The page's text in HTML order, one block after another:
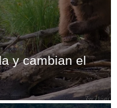
y cambian el